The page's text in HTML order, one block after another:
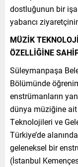
dostluğunun bir
yabancı
MÜZİK
ÖZELLİĞİNE
Süleymanpaşa
Bölümünde
enstrümanların
dünya müziğine
Teknolojileri ve
Türkiye’de
geleneksel bir
(İstanbul